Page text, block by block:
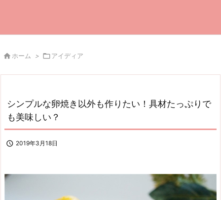
 ホーム > アイディア
シンプルな卵焼き以外も作りたい！具材たっぷりで
も美味しい？
 2019年3月18日